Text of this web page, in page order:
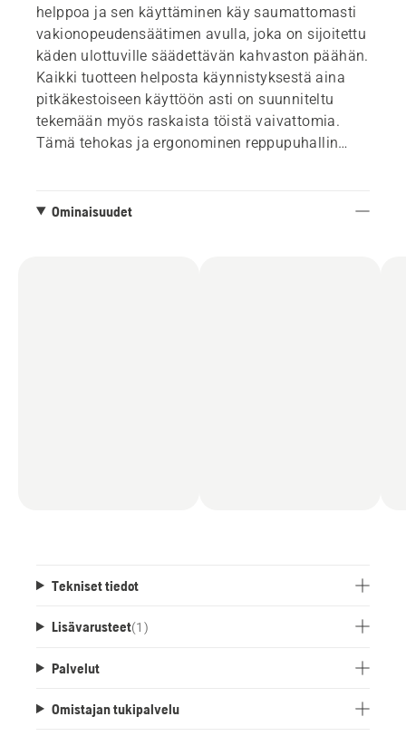
helppoa ja sen käyttäminen käy saumattomasti
vakionopeudensäätimen avulla, joka on sijoitettu
käden ulottuville säädettävän kahvaston päähän.
Kaikki tuotteen helposta käynnistyksestä aina
pitkäkestoiseen käyttöön asti on suunniteltu
tekemään myös raskaista töistä vaivattomia.
Tämä tehokas ja ergonominen reppupuhallin
Ominaisuudet
Tekniset tiedot
Lisävarusteet(1 )
Palvelut
Omistajan tukipalvelu